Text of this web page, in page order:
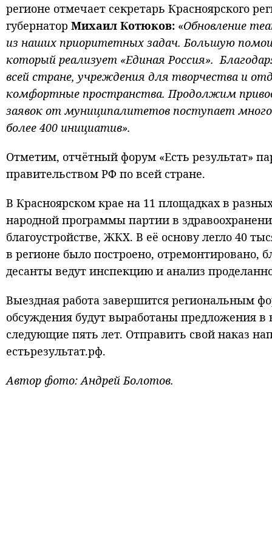
регионе отмечает секретарь Красноярского
губернатор Михаил Котюков: «Обновление
из наших приоритетных задач. Большую
который реализует «Единая Россия».
всей стране, учреждения для творчества и
комфортные пространства. Продолжим
заявок от муниципалитетов поступает
более 400 инициатив».
Отметим, отчётный форум «Есть результат»
правительством РФ по всей стране.
В Красноярском крае на 11 площадках в
народной программы партии в
благоустройстве, ЖКХ. В её основу легло 40
в регионе было построено, отремонтировано,
десанты ведут инспекцию и анализ
Выездная работа завершится региональным
обсуждения будут выработаны предложения
следующие пять лет. Отправить свой наказ
естьрезультат.рф.
Автор фото: Андрей Болотов.